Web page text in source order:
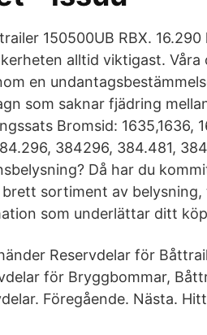
150500UB RBX.
alltid viktigast. Våra
en
som saknar fjädring
Bromsid: 1635,1636,
384296, 384.481,
Då har du
sortiment av
som underlättar ditt
Reservdelar för
för Bryggbommar,
Föregående. Nästa.